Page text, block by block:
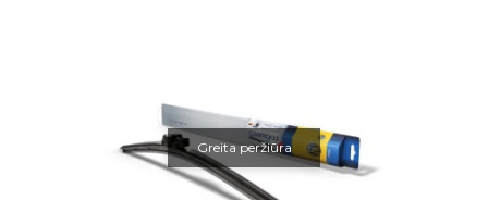
Greita peržiūra